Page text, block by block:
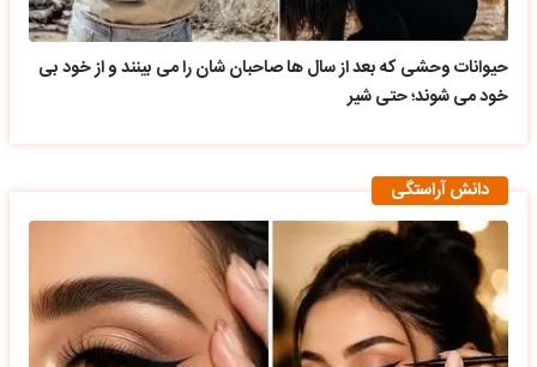
حیوانات وحشی که بعد از سال ها صاحبان شان را می بینند و از خود بی
خود می شوند؛ حتی شیر
دانش آراستگی